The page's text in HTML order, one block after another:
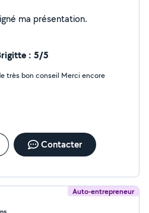
Je n'ai pas encore renseigné ma présentation.
: 5/5
Fort sympathique et surtout de très bon conseil Merci encore
Contacter
Auto-entrepreneur